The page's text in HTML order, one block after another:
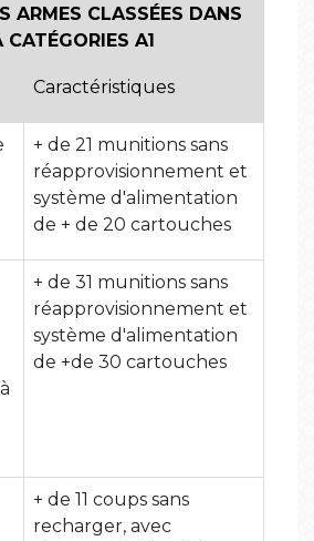
ARMES CLASSÉES DANS
CATÉGORIES A1
Caractéristiques
+ de 21 munitions sans
réapprovisionnement et
système d'alimentation
de + de 20 cartouches
+ de 31 munitions sans
réapprovisionnement et
système d'alimentation
de +de 30 cartouches
+ de 11 coups sans
recharger, avec